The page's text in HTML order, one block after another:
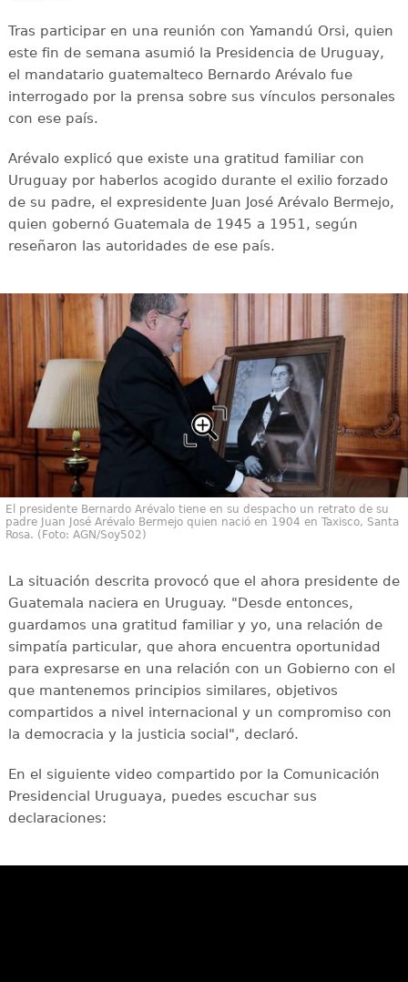
Tras participar en una reunión con Yamandú Orsi, quien
este fin de semana asumió la Presidencia de Uruguay,
el mandatario guatemalteco Bernardo Arévalo fue
interrogado por la prensa sobre sus vínculos personales
con ese país.
Arévalo explicó que existe una gratitud familiar con
Uruguay por haberlos acogido durante el exilio forzado
de su padre, el expresidente Juan José Arévalo Bermejo,
quien gobernó Guatemala de 1945 a 1951, según
reseñaron las autoridades de ese país.
El presidente Bernardo Arévalo tiene en su despacho un retrato de su
padre Juan José Arévalo Bermejo quien nació en 1904 en Taxisco, Santa
Rosa. (Foto: AGN/Soy502)
La situación descrita provocó que el ahora presidente de
Guatemala naciera en Uruguay. "Desde entonces,
guardamos una gratitud familiar y yo, una relación de
simpatía particular, que ahora encuentra oportunidad
para expresarse en una relación con un Gobierno con el
que mantenemos principios similares, objetivos
compartidos a nivel internacional y un compromiso con
la democracia y la justicia social", declaró.
En el siguiente video compartido por la Comunicación
Presidencial Uruguaya, puedes escuchar sus
declaraciones: